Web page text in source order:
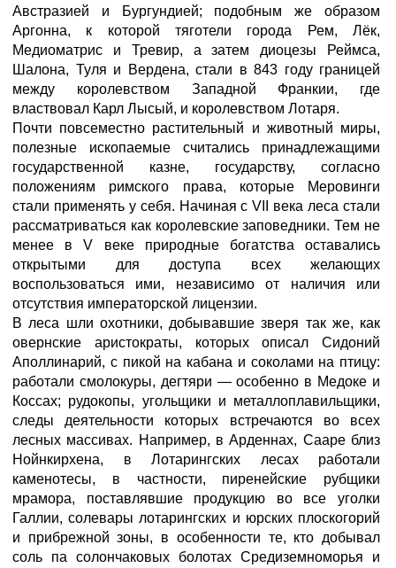
Австразией и Бургундией; подобным же образом
Аргонна, к которой тяготели города Рем, Лёк,
Медиоматрис и Тревир, а затем диоцезы Реймса,
Шалона, Туля и Вердена, стали в 843 году границей
между королевством Западной Франкии, где
властвовал Карл Лысый, и королевством Лотаря.
Почти повсеместно растительный и животный миры,
полезные ископаемые считались принадлежащими
государственной казне, государству, согласно
положениям римского права, которые Меровинги
стали применять у себя. Начиная с VII века леса стали
рассматриваться как королевские заповедники. Тем не
менее в V веке природные богатства оставались
открытыми для доступа всех желающих
воспользоваться ими, независимо от наличия или
отсутствия императорской лицензии.
В леса шли охотники, добывавшие зверя так же, как
овернские аристократы, которых описал Сидоний
Аполлинарий, с пикой на кабана и соколами на птицу:
работали смолокуры, дегтяри — особенно в Медоке и
Коссах; рудокопы, угольщики и металлоплавильщики,
следы деятельности которых встречаются во всех
лесных массивах. Например, в Арденнах, Сааре близ
Нойнкирхена, в Лотарингских лесах работали
каменотесы, в частности, пиренейские рубщики
мрамора, поставлявшие продукцию во все уголки
Галлии, солевары лотарингских и юрских плоскогорий
и прибрежной зоны, в особенности тe, кто добывал
соль па солончаковых болотах Средиземноморья и